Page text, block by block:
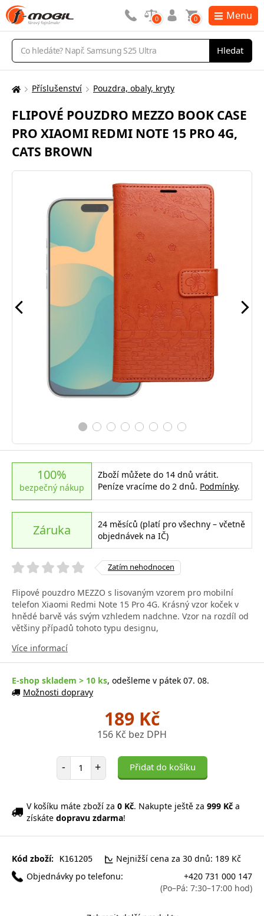
Vyhledávání
Hledat
0 0 Menu
Zde
nacházíte:
Příslušenství Pouzdra, obaly, kryty
FLIPOVÉ POUZDRO MEZZO BOOK CASE
PRO XIAOMI REDMI NOTE 15 PRO 4G,
CATS BROWN
100%
bezpečný nákup
Zboží můžete do 14 dnů vrátit.
Peníze vracíme do 2 dnů. Podmínky.
Záruka
24 měsíců (platí pro všechny – včetně
objednávek na IČ)
Zatím nehodnocen
Flipové pouzdro MEZZO s lisovaným vzorem pro mobilní
telefon Xiaomi Redmi Note 15 Pro 4G. Krásný vzor koček v
hnědé barvě vás svým vzhledem nadchne. Vzor na rozdíl od
většiny případů tohoto typu designu,
Více informací
E-shop skladem > 10 ks, odešleme v pátek 07. 08.
Možnosti dopravy
189 Kč
156 Kč bez DPH
- Počet položek
+ Přidat do košíku
V košíku máte zboží za 0 Kč. Nakupte ještě za 999 Kč a
získáte dopravu zdarma!
Kód zboží: K161205
Nejnižší cena za 30 dnů: 189 Kč
Objednávky po telefonu:
+420 731 000 147
(Po–Pá: 7:30–17:00 hod)